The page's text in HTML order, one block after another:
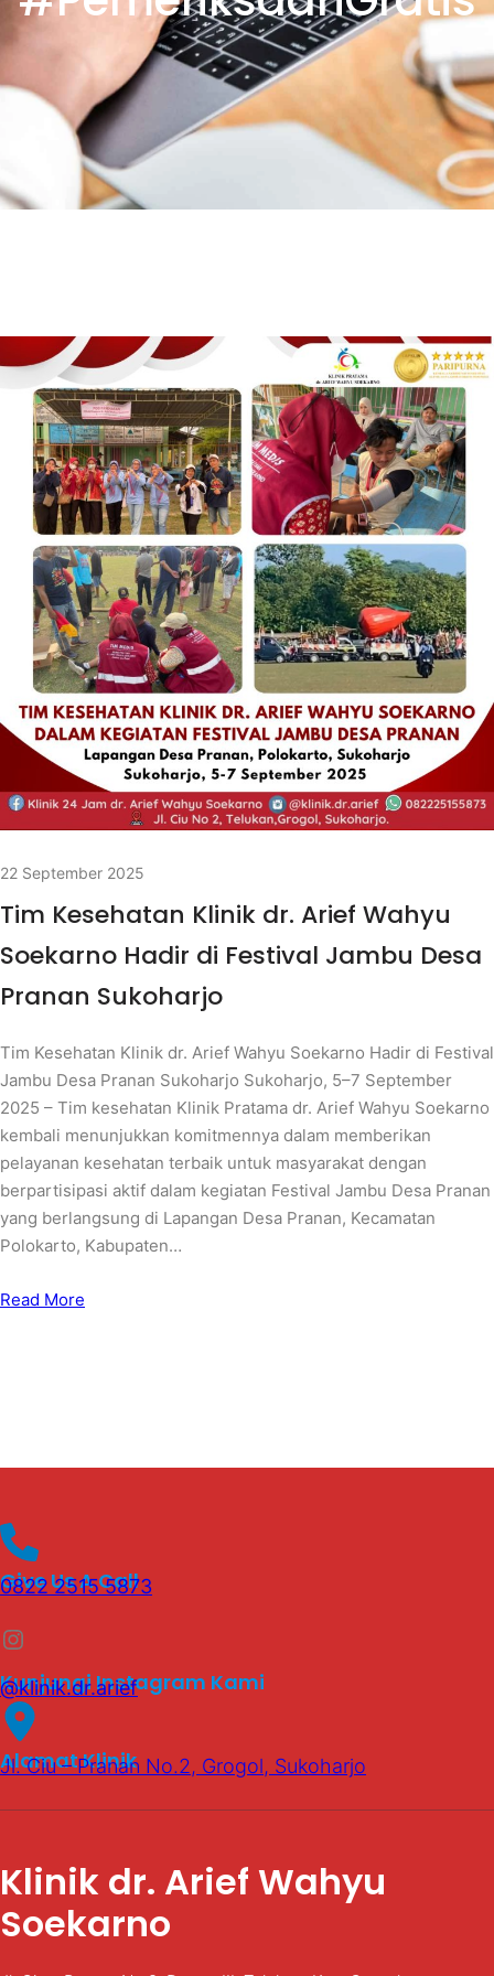
22 September 2025
Tim Kesehatan Klinik dr. Arief Wahyu
Soekarno Hadir di Festival Jambu Desa
Pranan Sukoharjo
Tim Kesehatan Klinik dr. Arief Wahyu Soekarno Hadir di Festival
Jambu Desa Pranan Sukoharjo Sukoharjo, 5–7 September
2025 – Tim kesehatan Klinik Pratama dr. Arief Wahyu Soekarno
kembali menunjukkan komitmennya dalam memberikan
pelayanan kesehatan terbaik untuk masyarakat dengan
berpartisipasi aktif dalam kegiatan Festival Jambu Desa Pranan
yang berlangsung di Lapangan Desa Pranan, Kecamatan
Polokarto, Kabupaten…
Read More
Give Us A Call
0822 2515 5873
Instagram
Kunjungi Instagram Kami
@klinik.dr.arief
Alamat Klinik
Jl. Ciu – Pranan No.2, Grogol, Sukoharjo
Klinik dr. Arief Wahyu
Soekarno